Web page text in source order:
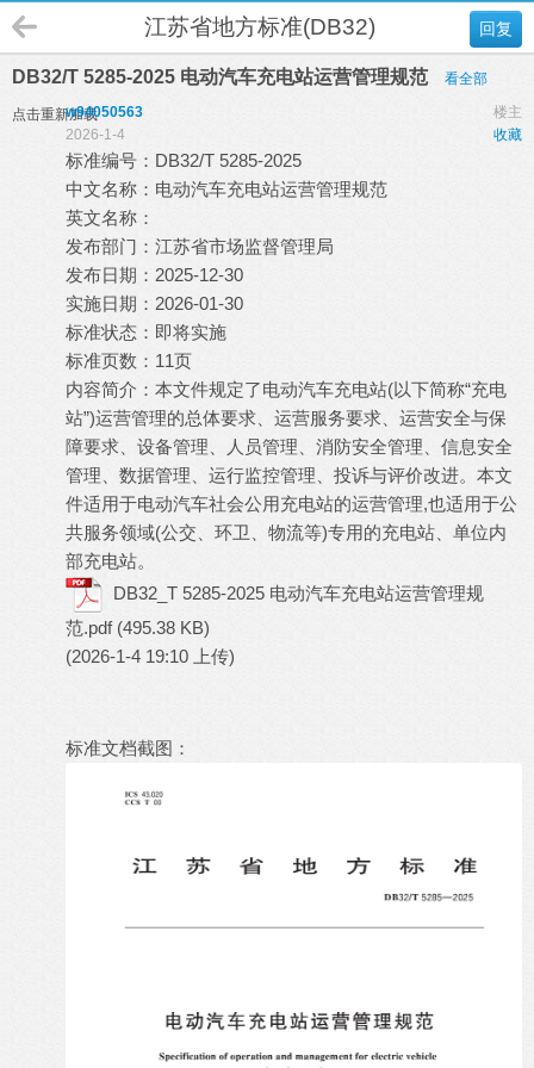
回复
江苏省地方标准(DB32)
DB32/T 5285-2025 电动汽车充电站运营管理规范 看全部
点击重新加载 楼主
w94050563
收藏
2026-1-4
标准编号：DB32/T 5285-2025
中文名称：电动汽车充电站运营管理规范
英文名称：
发布部门：江苏省市场监督管理局
发布日期：2025-12-30
实施日期：2026-01-30
标准状态：即将实施
标准页数：11页
内容简介：本文件规定了电动汽车充电站(以下简称“充电
站”)运营管理的总体要求、运营服务要求、运营安全与保
障要求、设备管理、人员管理、消防安全管理、信息安全
管理、数据管理、运行监控管理、投诉与评价改进。本文
件适用于电动汽车社会公用充电站的运营管理,也适用于公
共服务领域(公交、环卫、物流等)专用的充电站、单位内
部充电站。
DB32_T 5285-2025 电动汽车充电站运营管理规
范.pdf (495.38 KB)
(2026-1-4 19:10 上传)
标准文档截图：